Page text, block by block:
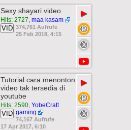
Sexy shayari video
Hits: 2727, maa kasam
VID 374,761 Aufrufe
25 Feb 2018, 4:15
▶
Tutorial cara menonton
video tak tersedia di
youtube
Hits: 2590, YobeCraft
gaming
VID
74,167 Aufrufe
17 Apr 2017, 6:10
▶